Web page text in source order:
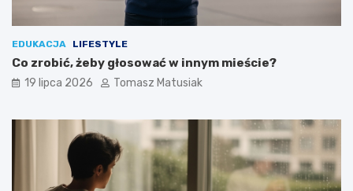
EDUKACJA LIFESTYLE
Co zrobić, żeby głosować w innym mieście?
19 lipca 2026 Tomasz Matusiak